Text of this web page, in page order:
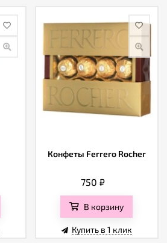
Конфеты Ferrero Rocher
750₽
В корзину
Купить в 1 клик